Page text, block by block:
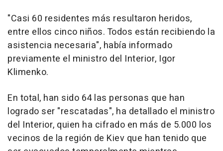
"Casi 60 residentes más resultaron heridos,
entre ellos cinco niños. Todos están recibiendo la
asistencia necesaria", había informado
previamente el ministro del Interior, Igor
Klimenko.
En total, han sido 64 las personas que han
logrado ser "rescatadas", ha detallado el ministro
del Interior, quien ha cifrado en más de 5.000 los
vecinos de la región de Kiev que han tenido que